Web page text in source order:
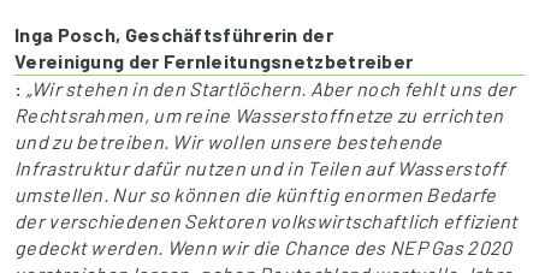
Inga Posch, Geschäftsführerin der
Vereinigung der Fernleitungsnetzbetreiber
: „Wir stehen in den Startlöchern. Aber noch fehlt uns der
Rechtsrahmen, um reine Wasserstoffnetze zu errichten
und zu betreiben. Wir wollen unsere bestehende
Infrastruktur dafür nutzen und in Teilen auf Wasserstoff
umstellen. Nur so können die künftig enormen Bedarfe
der verschiedenen Sektoren volkswirtschaftlich effizient
gedeckt werden. Wenn wir die Chance des NEP Gas 2020